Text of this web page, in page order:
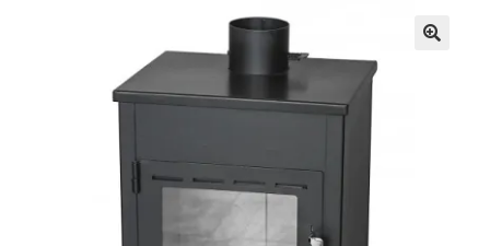
Περσίδες εξαερισμού
Ο λογαριασμός μου